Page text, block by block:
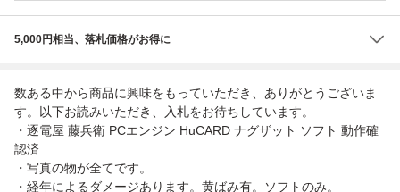
5,000円相当、落札価格がお得に
数ある中から商品に興味をもっていただき、ありがとうございま
す。以下お読みいただき、入札をお待ちしています。
・逐電屋 藤兵衛 PCエンジン HuCARD ナグザット ソフト 動作確
認済
・写真の物が全てです。
・経年によるダメージあります。黄ばみ有。ソフトのみ。